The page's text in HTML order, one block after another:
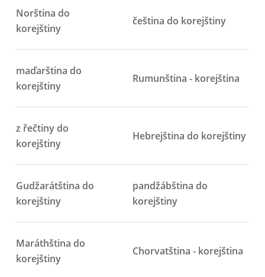
Norština do
korejštiny
čeština do korejštiny
maďarština do
korejštiny
Rumunština - korejština
z řečtiny do
korejštiny
Hebrejština do korejštiny
Gudžarátština do
korejštiny
pandžábština do
korejštiny
Maráthština do
korejštiny
Chorvatština - korejština